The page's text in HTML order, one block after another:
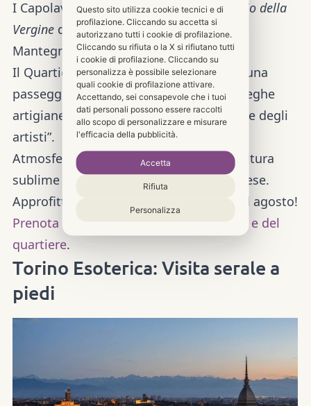
I Capolavori:Ammira in pace loSposalizio della
Vergine di Raffaello e ilCristo Mortodi
Mantegna.
Il Quartiere di Brera:Dopo l’arte, goditi una
passeggiata tra i vicoli lastricati, le botteghe
artigiane e i cortili nascosti del “quartiere degli
artisti”.
Atmosfera:Un perfetto equilibrio tra cultura
sublime e l’eleganza dell’aperitivo milanese.
Approfitta della tranquillità di Milano ad agosto!
Prenota il tour della Pinacoteca di Brera e del
quartiere.
Torino Esoterica: Visita serale a
piedi
Questo sito utilizza cookie tecnici e di
profilazione. Cliccando su accetta si
autorizzano tutti i cookie di profilazione.
Cliccando su rifiuta o la X si rifiutano tutti
i cookie di profilazione. Cliccando su
personalizza è possibile selezionare
quali cookie di profilazione attivare.
Accettando, sei consapevole che i tuoi
dati personali possono essere raccolti
allo scopo di personalizzare e misurare
l'efficacia della pubblicità.
Accetta
Rifiuta
Personalizza